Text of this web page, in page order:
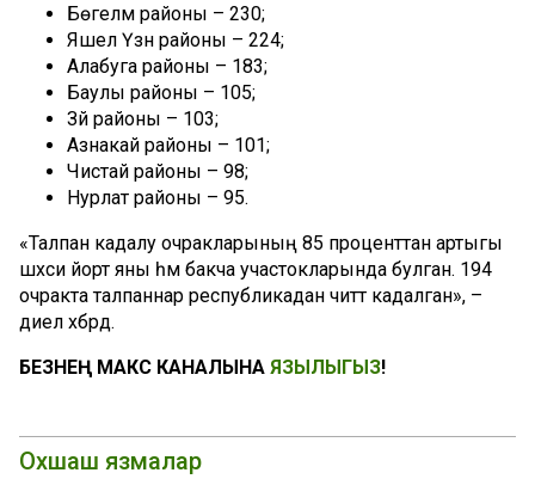
Бөгелмә районы – 230;
Яшел Үзән районы – 224;
Алабуга районы – 183;
Баулы районы – 105;
Зәй районы – 103;
Азнакай районы – 101;
Чистай районы – 98;
Нурлат районы – 95.
«Талпан кадалу очракларының 85 проценттан артыгы
шәхси йорт яны һәм бакча участокларында булган. 194
очракта талпаннар республикадан читтә кадалган», –
диелә хәбәрдә.
БЕЗНЕҢ МАКС КАНАЛЫНА ЯЗЫЛЫГЫЗ!
Охшаш язмалар